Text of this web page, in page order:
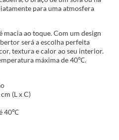
para uma atmosfera
macia ao toque. Com um design
será a escolha perfeita
textura e calor ao seu interior.
máxima de 40℃.
(L x C)
40℃